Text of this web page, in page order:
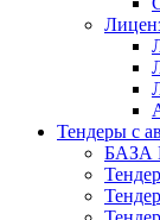
Тендеры с
БАЗА